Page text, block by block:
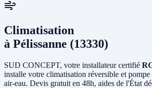
Climatisation
à Pélissanne (13330)
SUD CONCEPT, votre installateur certifié
installe votre climatisation réversible et
air-eau. Devis gratuit en 48h, aides de l'État